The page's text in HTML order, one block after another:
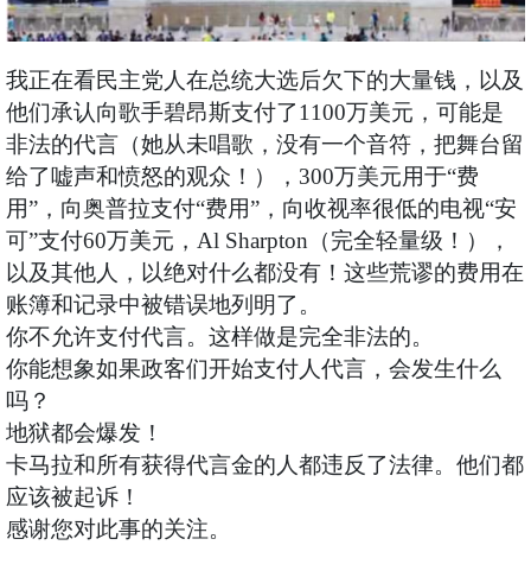
我正在看民主党人在总统大选后欠下的大量钱，以及
他们承认向歌手碧昂斯支付了1100万美元，可能是
非法的代言（她从未唱歌，没有一个音符，把舞台留
给了嘘声和愤怒的观众！），300万美元用于“费
用”，向奥普拉支付“费用”，向收视率很低的电视“安
可”支付60万美元，Al Sharpton（完全轻量级！），
以及其他人，以绝对什么都没有！这些荒谬的费用在
账簿和记录中被错误地列明了。
你不允许支付代言。这样做是完全非法的。
你能想象如果政客们开始支付人代言，会发生什么
吗？
地狱都会爆发！
卡马拉和所有获得代言金的人都违反了法律。他们都
应该被起诉！
感谢您对此事的关注。